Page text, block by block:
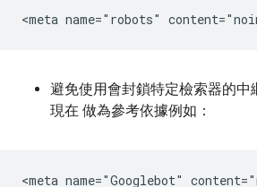
避免使用會封鎖特定檢索器的中
現在 做為參考依據例如：